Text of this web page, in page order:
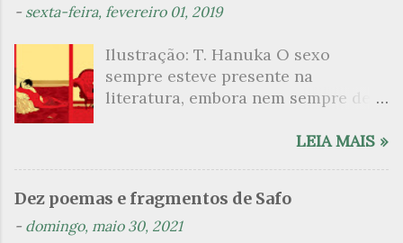
t
i
o
- sexta-feira, fevereiro 01, 2019
Ilustração: T. Hanuka O sexo
sempre esteve presente na
literatura, embora nem sempre de
que mergulharam em sua própria
psicanalítico e findaram por revelar
a partir dessa intimidade o lado
LEIA MAIS »
Dez poemas e fragmentos de Safo
- domingo, maio 30, 2021